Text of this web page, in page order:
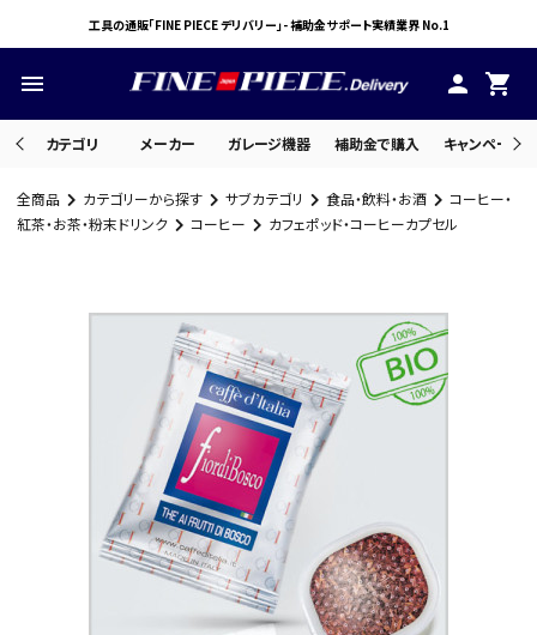
工具の通販「FINE PIECE デリバリー」- 補助金サポート実績業界 No.1
menu person shopping_cart
カテゴリ メーカー ガレージ機器 補助金で購入 キャンペーン
search
ACCOUNT MENU
person 会員登録
全商品 カテゴリーから探す サブカテゴリ 食品・飲料・お酒
コーヒー・
紅茶・お茶・粉末ドリンク
コーヒー カフェポッド・コーヒーカプセル